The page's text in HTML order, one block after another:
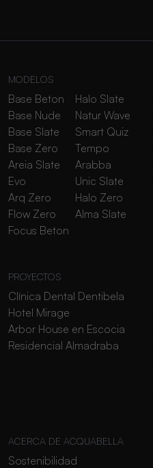
MODELOS
Base Beton
Base Nude
Base Slate
Base Zero
Areia Slate
Evo
Arq Zero
Flow Zero
Focus Beton
Halo Slate
Natur Wave
Smart Quiz
Tempo
Arabba
Unic Slate
Halo Zero
Alma Slate
PROYECTOS
Clínica Dental Dentibela
Hotel Mirage
Arbor House en Escocia
Residencial Almadraba
ACERCA DE ACQUABELLA
Sostenibilidad